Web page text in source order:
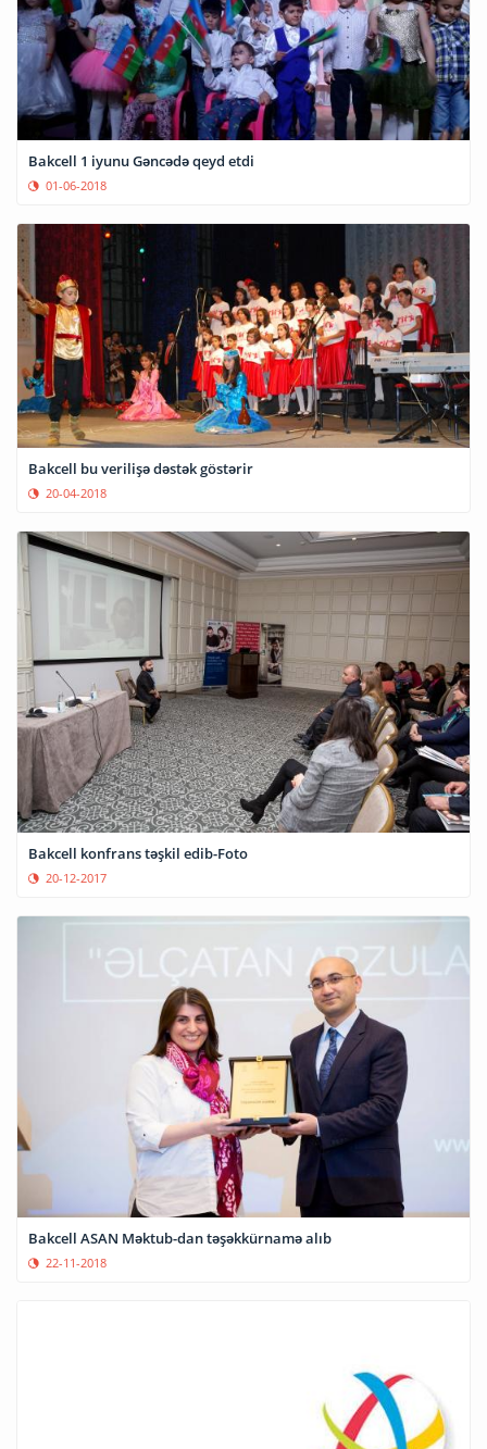
Bakcell 1 iyunu Gəncədə qeyd etdi
01-06-2018
Bakcell bu verilişə dəstək göstərir
20-04-2018
Bakcell konfrans təşkil edib-Foto
20-12-2017
Bakcell ASAN Məktub-dan təşəkkürnamə alıb
22-11-2018